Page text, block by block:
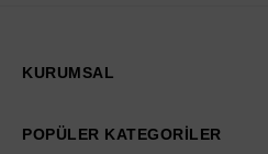
KURUMSAL
POPÜLER KATEGORİLER